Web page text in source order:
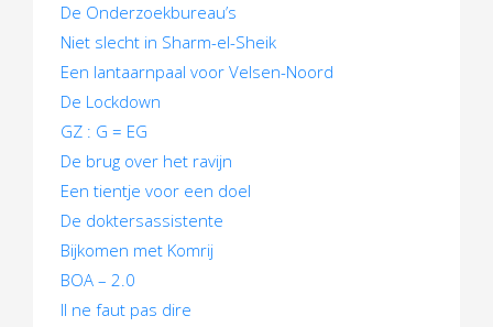
De Onderzoekbureau’s
Niet slecht in Sharm-el-Sheik
Een lantaarnpaal voor Velsen-Noord
De Lockdown
GZ : G = EG
De brug over het ravijn
Een tientje voor een doel
De doktersassistente
Bijkomen met Komrij
BOA – 2.0
Il ne faut pas dire